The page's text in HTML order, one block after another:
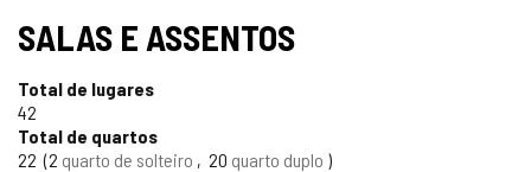
de
meus
SALAS E ASSENTOS
Total de lugares
42
Total de quartos
22 2 quarto de solteiro 20 quarto duplo